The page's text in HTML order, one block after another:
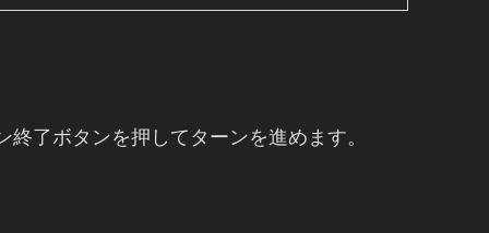
了ボタンを押してターンを進めます。